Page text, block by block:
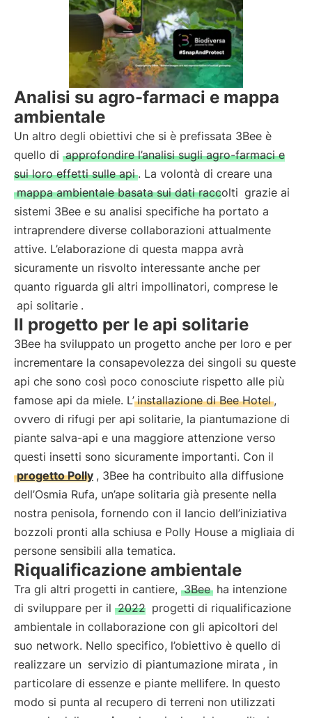
Analisi su agro-farmaci e mappa
ambientale
Un altro degli obiettivi che si è prefissata 3Bee è
quello di approfondire l’analisi sugli agro-farmaci e
sui loro effetti sulle api . La volontà di creare una
mappa ambientale basata sui dati raccolti grazie ai
sistemi 3Bee e su analisi specifiche ha portato a
intraprendere diverse collaborazioni attualmente
attive. L’elaborazione di questa mappa avrà
sicuramente un risvolto interessante anche per
quanto riguarda gli altri impollinatori, comprese le
api solitarie .
Il progetto per le api solitarie
3Bee ha sviluppato un progetto anche per loro e per
incrementare la consapevolezza dei singoli su queste
api che sono così poco conosciute rispetto alle più
famose api da miele. L’ installazione di Bee Hotel ,
ovvero di rifugi per api solitarie, la piantumazione di
piante salva-api e una maggiore attenzione verso
questi insetti sono sicuramente importanti. Con il
progetto Polly , 3Bee ha contribuito alla diffusione
dell’Osmia Rufa, un’ape solitaria già presente nella
nostra penisola, fornendo con il lancio dell’iniziativa
bozzoli pronti alla schiusa e Polly House a migliaia di
persone sensibili alla tematica.
Riqualificazione ambientale
Tra gli altri progetti in cantiere, 3Bee ha intenzione
di sviluppare per il 2022 progetti di riqualificazione
ambientale in collaborazione con gli apicoltori del
suo network. Nello specifico, l’obiettivo è quello di
realizzare un servizio di piantumazione mirata , in
particolare di essenze e piante mellifere. In questo
modo si punta al recupero di terreni non utilizzati